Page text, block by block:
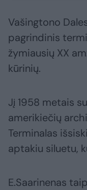
Vašingtono
pagrindinis
žymiausių XX
kūrinių.
Jį 1958 metais
amerikiečių
Terminalas
aptakiu siluetu,
E.Saarinenas